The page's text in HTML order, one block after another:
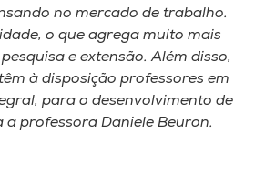
no mercado de trabalho.
o que agrega muito mais
e extensão. Além disso,
à disposição professores em
para o desenvolvimento de
a professora Daniele Beuron.